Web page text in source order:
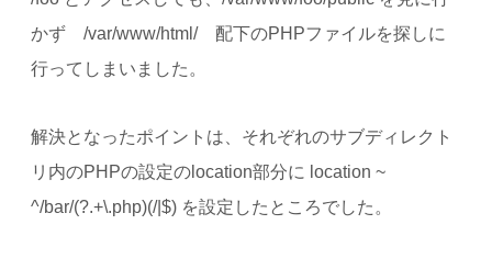
かず /var/www/html/ 配下のPHPファイルを探しに
行ってしまいました。
解決となったポイントは、それぞれのサブディレクト
リ内のPHPの設定のlocation部分に location ~
^/bar/(?.+\.php)(/|$) を設定したところでした。